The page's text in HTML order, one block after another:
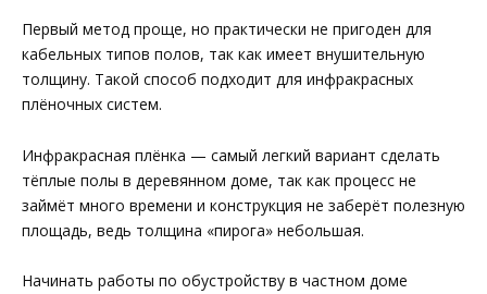
Первый метод проще, но практически не пригоден для
кабельных типов полов, так как имеет внушительную
толщину. Такой способ подходит для инфракрасных
плёночных систем.
Инфракрасная плёнка — самый легкий вариант сделать
тёплые полы в деревянном доме, так как процесс не
займёт много времени и конструкция не заберёт полезную
площадь, ведь толщина «пирога» небольшая.
Начинать работы по обустройству в частном доме